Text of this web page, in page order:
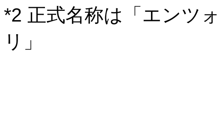
*2 正式名称は「エンツ
リ」